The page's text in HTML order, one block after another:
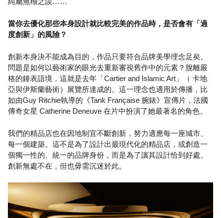
當你去優化那些本身設計就比較完美的作品時，是否會有「過
度創新」的風險？
創新本身決不能成為目的，作品只要符合品牌美學理念足矣。
問題是如何以藝術家的眼光去重新審視舊作中的元素？脫離嚴
格的鐘表語境，這就是去年「Cartier and Islamic Art」（ 卡地
亞與伊斯蘭藝術）展覽所達成的。這一理念也適用於傳播，比
如由Guy Ritchie執導的《Tank Française 腕錶》宣傳片，法國
傳奇女星 Catherine Deneuve 在片中扮演了她最著名的角色。
我們的精品店也在因地制宜不斷創新，努力適應每一座城市、
每一個建築。這不是為了設計出最現代化的精品店，或創造一
個獨一性的、統一的品牌身份，而是為了讓其設計恰到好處。
創新無處不在，但也毋需沉迷於此。